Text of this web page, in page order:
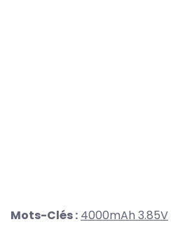
Mots-Clés : 4000mAh 3.85V